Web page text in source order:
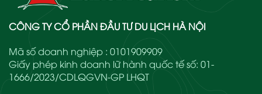
CÔNG TY CỔ PHẦN ĐẦU TƯ DU LỊCH HÀ NỘI
Mã số doanh nghiệp : 0101909909
Giấy phép kinh doanh lữ hành quốc tế số: 01-
1666/2023/CDLQGVN-GP LHQT